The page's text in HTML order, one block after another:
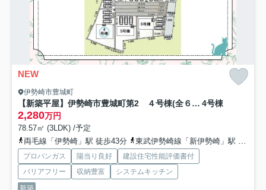
NEW
伊勢崎市豊城町
【新築平屋】伊勢崎市豊城町第2 ４号棟(全６棟) クレイドルガーデン 新築建売分譲 4号棟
2,280万円
78.57㎡ (3LDK) /予定
両毛線「伊勢崎」駅 徒歩43分
東武伊勢崎線「新伊勢崎」駅 徒歩43分
プロパンガス 陽当り良好
建設住宅性能評価書付
バリアフリー
収納豊富
システムキッチン
新築